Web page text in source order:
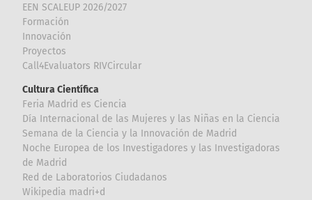
EEN SCALEUP 2026/2027
Formación
Innovación
Proyectos
Call4Evaluators RIVCircular
Cultura Científica
Feria Madrid es Ciencia
Día Internacional de las Mujeres y las Niñas en la Ciencia
Semana de la Ciencia y la Innovación de Madrid
Noche Europea de los Investigadores y las Investigadoras
de Madrid
Red de Laboratorios Ciudadanos
Wikipedia madri+d